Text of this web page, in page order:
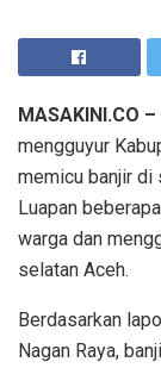
MASAKINI.CO –
mengguyur
memicu banjir di
Luapan
warga dan
selatan Aceh.
Berdasarkan
Nagan Raya,